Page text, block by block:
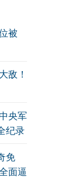
被
敌！
央军
纪录
免
面逼